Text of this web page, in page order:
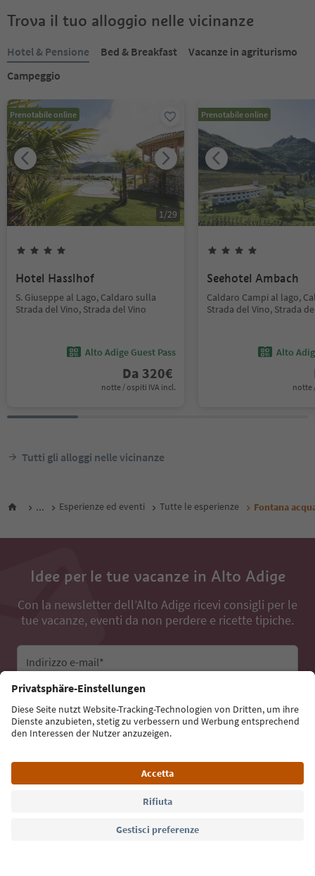
Trova il tuo alloggio nelle vicinanze
Hotel & Pensione Bed & Breakfast
Vacanze in agriturismo
Campeggio
Prenotabile online
1/29
Hotel Hasslhof
S. Giuseppe al Lago, Caldaro sulla
Strada del Vino, Strada del Vino
Alto Adige Guest Pass
Da 320€
notte / ospiti IVA incl.
Prenotabile online
Seehotel Ambach
Caldaro Campi al lago,
Strada del Vino, Strada
Alto
notte
Tutti gli alloggi nelle vicinanze
... Esperienze ed eventi Tutte le esperienze Fontana
Idee per le tue vacanze in Alto Adige
Con la newsletter dell’Alto Adige ricevi consigli per le
tue vacanze, eventi da non perdere e ricette tipiche.
Indirizzo e-mail*
Iscriviti alla newsletter